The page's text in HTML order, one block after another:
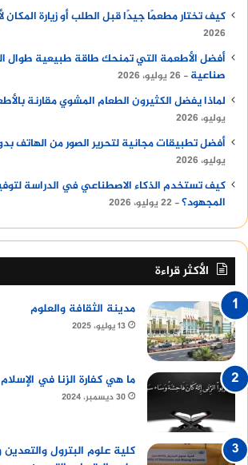
كيف تختار مطعمًا جيدًا قبل الطلب أو زيارة المكان
2026
أفضل الأطعمة التي تمنحك طاقة طبيعية طوال
صناعية
26 يوليو، 2026
لماذا يفضل الكثيرون الطعام المشوي مقارنة
يوليو، 2026
أفضل تطبيقات مجانية لتحرير الصور من الهاتف
يوليو، 2026
كيف تستخدم الذكاء الاصطناعي في الدراسة
المجهود؟ 22 يوليو، 2026
الأكثر قراءة
مدينة الثقافة والعلوم
13 يوليو، 2025
ما هي كفارة الزنا في الإسلام
30 ديسمبر، 2024
كلية علوم البترول